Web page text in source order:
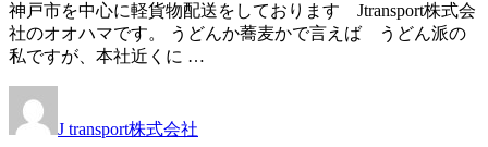
神戸市を中心に軽貨物配送をしております Jtransport株式会
社のオオハマです。 うどんか蕎麦かで言えば うどん派の
私ですが、本社近くに …
J transport株式会社